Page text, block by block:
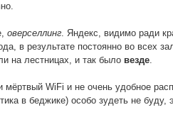
оверселлинг. Яндекс, видимо ради
в результате постоянно во всех
на лестницах, и так было везде.
мёртвый WiFi и не очень удобное
в беджике) особо зудеть не